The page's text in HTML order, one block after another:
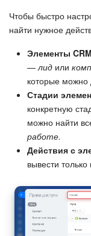
Чтобы быстро
найти нужное
Элементы
—лид или
которые можно
Стадии
конкретную
можно найти
работе.
Действия с
вывести